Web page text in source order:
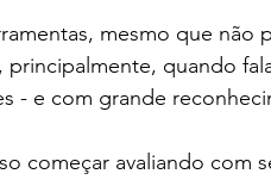
mesmo que não
principalmente, quando
- e com grande
começar avaliando com